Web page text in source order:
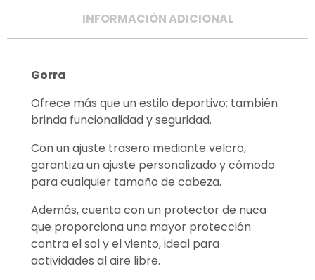
INFORMACIÓN ADICIONAL
Gorra
Ofrece más que un estilo deportivo; también
brinda funcionalidad y seguridad.
Con un ajuste trasero mediante velcro,
garantiza un ajuste personalizado y cómodo
para cualquier tamaño de cabeza.
Además, cuenta con un protector de nuca
que proporciona una mayor protección
contra el sol y el viento, ideal para
actividades al aire libre.